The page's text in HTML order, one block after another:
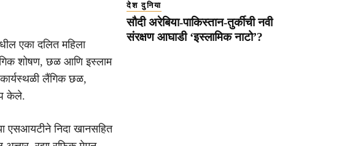
एका दलित महिला
शोषण, छळ आणि इस्लाम
कार्यस्थळी लैंगिक छळ,
केले.
एसआयटीनेनिदा खानसहित
देश दुनिया
सौदी अरेबिया-पाकिस्तान-तुर्कीची नवी
संरक्षण आघाडी ‘इस्लामिक नाटो’?